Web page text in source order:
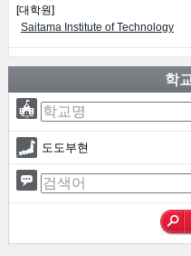
[대학원]
Saitama Institute of Technology
학
도도부현